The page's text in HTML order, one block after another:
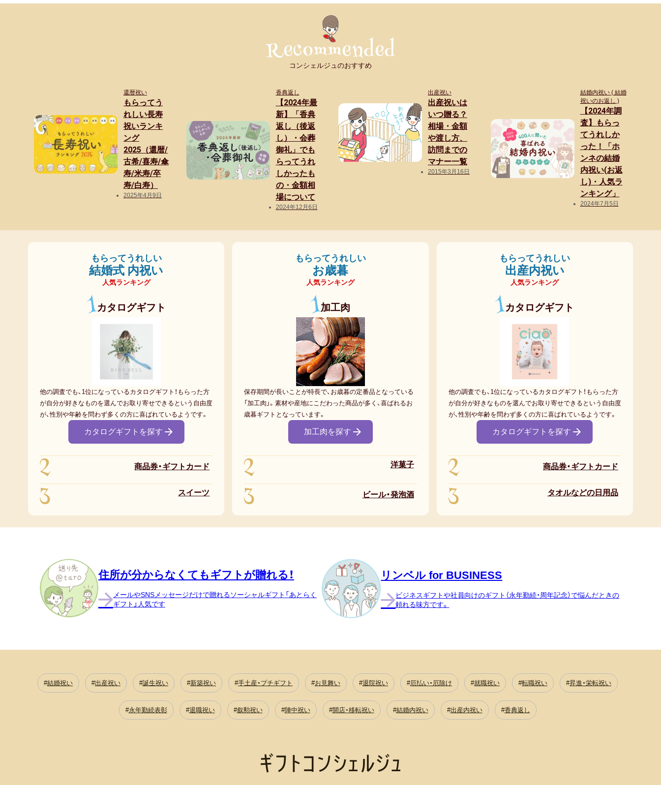
コンシェルジュのおすすめ
還暦祝い
もらってう
れしい長寿
祝いランキ
ング
2025（還暦/
古希/喜寿/傘
寿/米寿/卒
寿/白寿）
2025年4月9日
香典返し
【2024年最
新】「香典
返し（後返
し）・会葬
御礼」でも
らってうれ
しかったも
の・金額相
場について
2024年12月6日
出産祝い
出産祝いは
いつ贈る？
相場・金額
や渡し方、
訪問までの
マナー一覧
2015年3月16日
結婚内祝い ( 結婚
祝いのお返し )
【2024年調
査】もらっ
てうれしか
った！「ホ
ンネの結婚
内祝い(お返
し)・人気ラ
ンキング」
2024年7月5日
もらってうれしい
結婚式 内祝い
人気ランキング
1カタログギフト
他の調査でも、1位になっているカタログギフト！もらった方
が自分が好きなものを選んでお取り寄せできるという自由度
が、性別や年齢を問わず多くの方に喜ばれているようです。
カタログギフトを探す
2 商品券・ギフトカード
3 スイーツ
もらってうれしい
お歳暮
人気ランキング
1加工肉
保存期間が長いことが特長で、お歳暮の定番品となっている
「加工肉」。素材や産地にこだわった商品が多く、喜ばれるお
歳暮ギフトとなっています。
加工肉を探す
2 洋菓子
3 ビール・発泡酒
もらってうれしい
出産内祝い
人気ランキング
1カタログギフト
他の調査でも、1位になっているカタログギフト！もらった方
が自分が好きなものを選んでお取り寄せできるという自由度
が、性別や年齢を問わず多くの方に喜ばれているようです。
カタログギフトを探す
2 商品券・ギフトカード
3 タオルなどの日用品
住所が分からなくてもギフトが贈れる！
メールやSNSメッセージだけで贈れるソーシャルギフト「あとらく
ギフト」人気です
リンベル for BUSINESS
ビジネスギフトや社員向けのギフト（永年勤続・周年記念）で悩んだときの
頼れる味方です。
結婚祝い 出産祝い 誕生祝い 新築祝い 手土産・プチギフト お見舞い 退院祝い 厄払い・厄除け 就職祝い 転職祝い 昇進・栄転祝い
永年勤続表彰 退職祝い 叙勲祝い 陣中祝い 開店・移転祝い 結婚内祝い 出産内祝い 香典返し